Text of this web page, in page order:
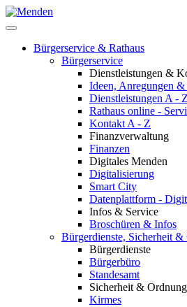
Bürgerservice & Rathaus
Bürgerservice
Dienstleistungen &
Ideen, Anregungen &
Dienstleistungen A - Z
Rathaus online -
Kontakt A - Z
Finanzverwaltung
Finanzen
Digitales Menden
Digitalisierung
Smart City
Datenplattform -
Infos & Service
Broschüren & Infos
Bürgerdienste, Sicherheit &
Bürgerdienste
Bürgerbüro
Standesamt
Sicherheit & Ordnung
Kirmes